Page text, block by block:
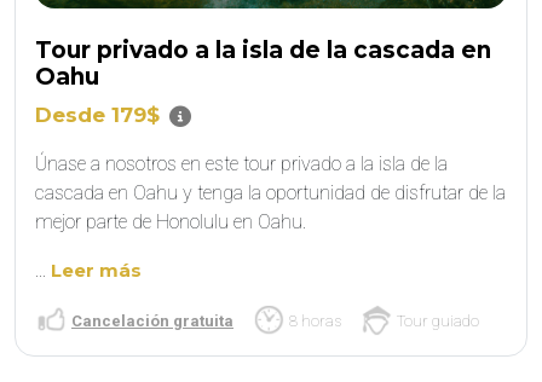
Tour privado a la isla de la cascada en
Oahu
Desde 179$
Únase a nosotros en este tour privado a la isla de la
cascada en Oahu y tenga la oportunidad de disfrutar de la
mejor parte de Honolulu en Oahu.
... Leer más
Cancelación gratuita 8 horas Tour guiado